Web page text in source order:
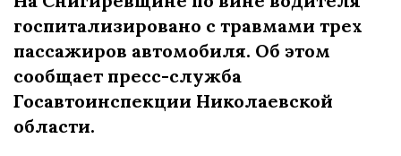
госпитализировано с травмами трех
пассажиров автомобиля. Об этом
сообщает пресс-служба
Госавтоинспекции Николаевской
области.